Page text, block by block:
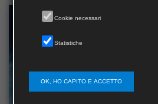
Cookie necessari
Statistiche
OK, HO CAPITO E ACCETTO